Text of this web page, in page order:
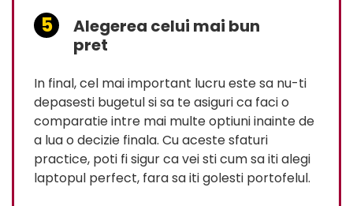
Alegerea celui mai bun
pret
In final, cel mai important lucru este sa nu-ti
depasesti bugetul si sa te asiguri ca faci o
comparatie intre mai multe optiuni inainte de
a lua o decizie finala. Cu aceste sfaturi
practice, poti fi sigur ca vei sti cum sa iti alegi
laptopul perfect, fara sa iti golesti portofelul.